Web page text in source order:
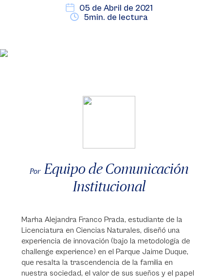
05 de Abril de 2021
5min. de lectura
Por Equipo de Comunicación
Institucional
Marha Alejandra Franco Prada, estudiante de la
Licenciatura en Ciencias Naturales, diseñó una
experiencia de innovación (bajo la metodología de
challenge experience) en el Parque Jaime Duque,
que resalta la trascendencia de la familia en
nuestra sociedad, el valor de sus sueños y el papel